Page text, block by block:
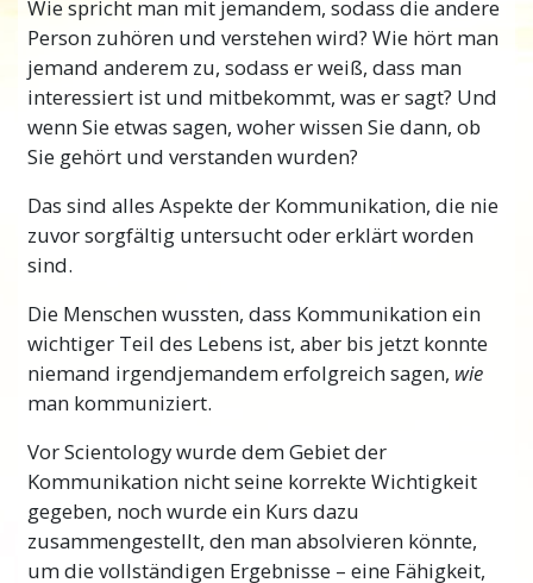
Kommunikation ist eine Aktivität im Leben,
die allen gemeinsam ist. Sie ist einer der
wichtigsten Bestandteile von Verstehen. Und
wenn Sie Ihr Verstehen verbessern wollen,
erfolgreicher sein wollen, ein glücklicherer
Mensch sein wollen und anderen um sich
herum helfen wollen, glücklicher zu sein,
müssen Sie gut kommunizieren.
Genau so, wie Sie Ihr Verstehen verbessern
können, indem Sie kommunizieren, können
Sie Ihre Kommunikation verbessern, indem
Sie verstehen, was Kommunikation ist und
wie Sie Ihre Fähigkeit, mit anderen zu
L. Ron Hubbard hat sich sehr eingehend mit
dem Gebiet der Kommunikation
auseinandergesetzt und bedeutende
Entdeckungen gemacht, die er in seinen
Wie spricht man mit jemandem, sodass die andere
Person zuhören und verstehen wird? Wie hört man
jemand anderem zu, sodass er weiß, dass man
interessiert ist und mitbekommt, was er sagt? Und
wenn Sie etwas sagen, woher wissen Sie dann, ob
Sie gehört und verstanden wurden?
Das sind alles Aspekte der Kommunikation, die nie
zuvor sorgfältig untersucht oder erklärt worden
sind.
Die Menschen wussten, dass Kommunikation ein
wichtiger Teil des Lebens ist, aber bis jetzt konnte
niemand irgendjemandem erfolgreich sagen, wie
man kommuniziert.
Vor Scientology wurde dem Gebiet der
Kommunikation nicht seine korrekte Wichtigkeit
gegeben, noch wurde ein Kurs dazu
zusammengestellt, den man absolvieren könnte,
um die vollständigen Ergebnisse – eine Fähigkeit,